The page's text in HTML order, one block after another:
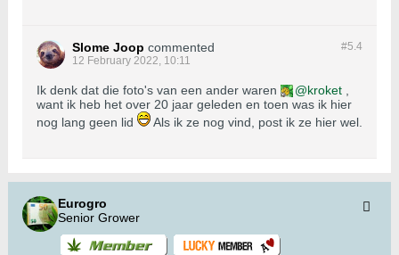
#5.4
Slome Joop commented
12 February 2022, 10:11
Ik denk dat die foto's van een ander waren kroket
want ik heb het over 20 jaar geleden en toen was ik hier
nog lang geen lid
Als ik ze nog vind, post ik ze hier wel.
Eurogro
Senior Grower